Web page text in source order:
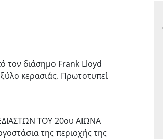
τον διάσημο Frank Lloyd
κερασιάς. Πρωτοτυπεί
ΤΟΥ 20ου ΑΙΩΝΑ
της περιοχής της